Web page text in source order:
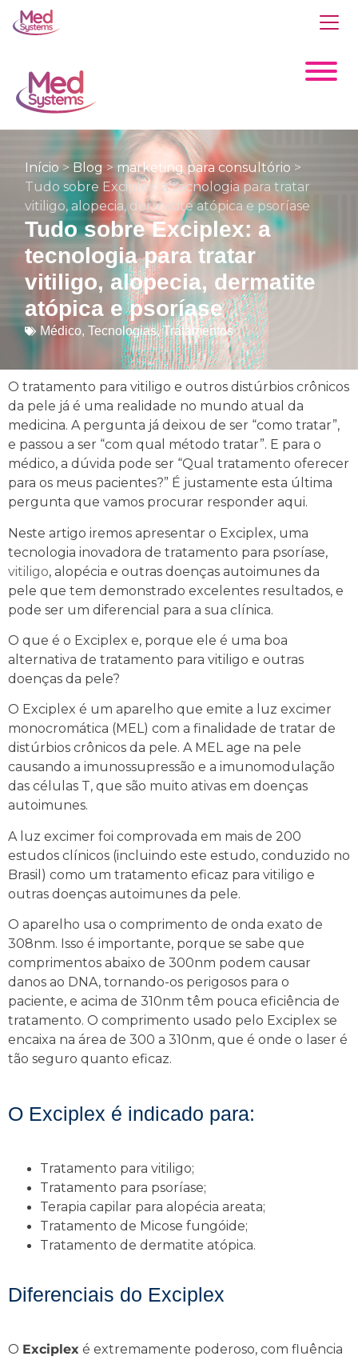
Início> Blog > marketing para consultório >
Tudo sobre Exciplex: a tecnologia para tratar
vitiligo, alopecia, dermatite atópica e psoríase
Tudo sobre Exciplex: a
tecnologia para tratar
vitiligo, alopecia, dermatite
atópica e psoríase
Médico, Tecnologias,Tratamentos
O tratamento para vitiligo e outros distúrbios crônicos
da pele já é uma realidade no mundo atual da
medicina. A pergunta já deixou de ser “como tratar”,
e passou a ser “com qual método tratar”. E para o
médico, a dúvida pode ser “Qual tratamento oferecer
para os meus pacientes?” É justamente esta última
pergunta que vamos procurar responder aqui.
Neste artigo iremos apresentar o Exciplex, uma
tecnologia inovadora de tratamento para psoríase,
vitiligo, alopécia e outras doenças autoimunes da
pele que tem demonstrado excelentes resultados, e
pode ser um diferencial para a sua clínica.
O que é o Exciplex e, porque ele é uma boa
alternativa de tratamento para vitiligo e outras
doenças da pele?
O Exciplex é um aparelho que emite a luz excimer
monocromática (MEL) com a finalidade de tratar de
distúrbios crônicos da pele. A MEL age na pele
causando a imunossupressão e a imunomodulação
das células T, que são muito ativas em doenças
autoimunes.
A luz excimer foi comprovada em mais de 200
estudos clínicos (incluindo este estudo, conduzido no
Brasil) como um tratamento eficaz para vitiligo e
outras doenças autoimunes da pele.
O aparelho usa o comprimento de onda exato de
308nm. Isso é importante, porque se sabe que
comprimentos abaixo de 300nm podem causar
danos ao DNA, tornando-os perigosos para o
paciente, e acima de 310nm têm pouca eficiência de
tratamento. O comprimento usado pelo Exciplex se
encaixa na área de 300 a 310nm, que é onde o laser é
tão seguro quanto eficaz.
O Exciplex é indicado para:
Tratamento para vitiligo;
Tratamento para psoríase;
Terapia capilar para alopécia areata;
Tratamento de Micose fungóide;
Tratamento de dermatite atópica.
Diferenciais do Exciplex
O Exciplex é extremamente poderoso, com fluência